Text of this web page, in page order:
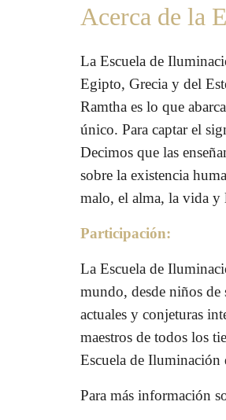
Acerca de la
La Escuela de
Egipto, Grecia y del
Ramtha es lo que
único. Para captar el
Decimos que las
sobre la existencia
malo, el alma, la vida y
Participación:
La Escuela de
mundo, desde niños de
actuales y conjeturas
maestros de todos los
Escuela de Iluminación
Para más información